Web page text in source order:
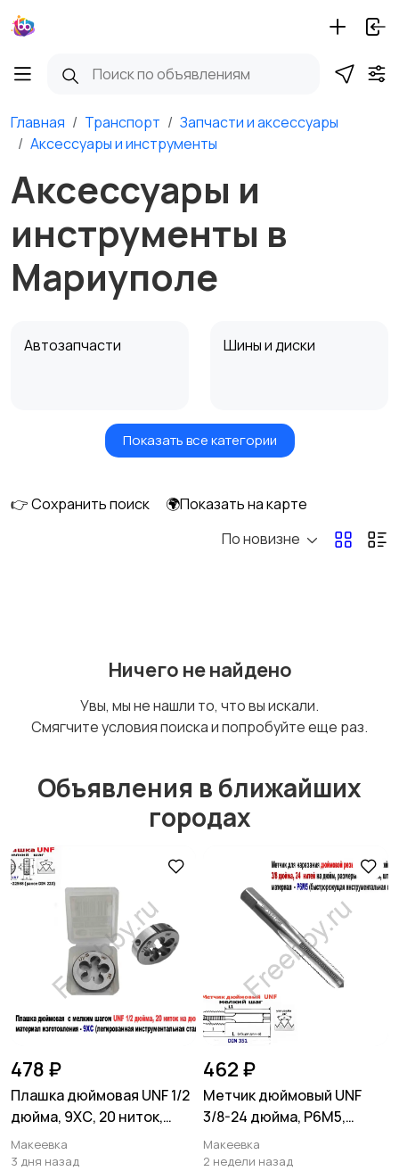
Главная Транспорт
Запчасти и аксессуары
Аксессуары и инструменты
Аксессуары и
инструменты в
Мариуполе
Автозапчасти Шины и диски
Масла и автохимия
Автоэлектроника и
Аудио и видео
фаркопы
и аксессуары
Мотозапчасти Мотоаксессуары
Показать все категории
👉 Сохранить поиск
🌍Показать на карте
По новизне
Ничего не найдено
Увы, мы не нашли то, что вы искали.
Смягчите условия поиска и попробуйте еще раз.
Объявления в ближайших
городах
478 ₽
Плашка дюймовая UNF 1/2
дюйма, 9ХС, 20 ниток,
мелкий шаг, 38/10 мм.
Макеевка
3 дня назад
462 ₽
Метчик дюймовый UNF
3/8-24 дюйма, Р6М5,
штучный, 24 нитки, 80/34
мм.
Макеевка
2 недели назад